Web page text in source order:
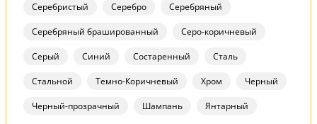
Серебристый Серебро Серебряный
Серебряный брашированный Серо-коричневый
Серый Синий Состаренный Сталь
Стальной Темно-Коричневый Хром Черный
Черный-прозрачный Шампань Янтарный